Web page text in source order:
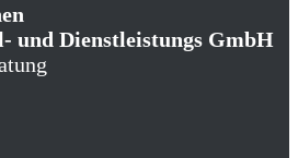
und Dienstleistungs GmbH